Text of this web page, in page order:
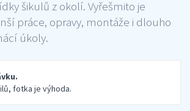
šikulů z okolí. Vyřešmito je
práce, opravy, montáže i dlouho
úkoly.
fotka je výhoda.